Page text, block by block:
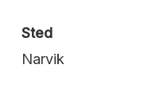
Sted
Narvik